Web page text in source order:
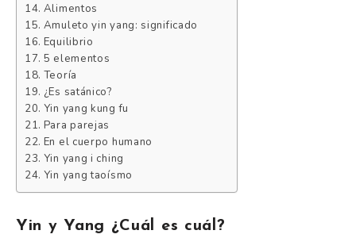
Alimentos
Amuleto yin yang: significado
Equilibrio
5 elementos
Teoría
¿Es satánico?
Yin yang kung fu
Para parejas
En el cuerpo humano
Yin yang i ching
Yin yang taoísmo
Yin y Yang ¿Cuál es cuál?